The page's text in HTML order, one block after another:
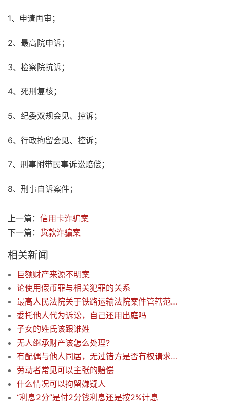
1、申请再审；
2、最高院申诉；
3、检察院抗诉；
4、死刑复核；
5、纪委双规会见、控诉；
6、行政拘留会见、控诉；
7、刑事附带民事诉讼赔偿；
8、刑事自诉案件；
上一篇： 信用卡诈骗案
下一篇： 货款诈骗案
相关新闻
巨额财产来源不明案
论使用假币罪与相关犯罪的关系
最高人民法院关于铁路运输法院案件管辖范围的若干规定
委托他人代为诉讼，自己还用出庭吗
子女的姓氏该跟谁姓
无人继承财产该怎么处理?
有配偶与他人同居，无过错方是否有权请求赔偿？
劳动者常见可以主张的赔偿
什么情况可以拘留嫌疑人
“利息2分”是付2分钱利息还是按2%计息